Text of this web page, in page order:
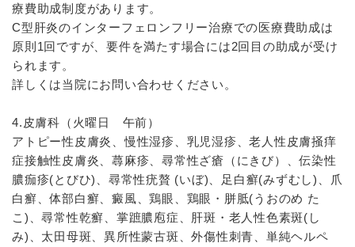
療費助成制度があります。
C型肝炎のインターフェロンフリー治療での医療費助成は
原則1回ですが、要件を満たす場合には2回目の助成が受け
られます。
詳しくは当院にお問い合わせください。
4.皮膚科（火曜日 午前）
アトピー性皮膚炎、慢性湿疹、乳児湿疹、老人性皮膚掻痒
症接触性皮膚炎、蕁麻疹、尋常性ざ瘡（にきび）、伝染性
膿痂疹(とびひ)、尋常性疣贅 (いぼ)、足白癬(みずむし)、爪
白癬、体部白癬、癜風、鶏眼、鶏眼・胼胝(うおのめ た
こ)、尋常性乾癬、掌蹠膿庖症、肝斑・老人性色素斑(し
み)、太田母斑、異所性蒙古斑、外傷性刺青、単純ヘルペ